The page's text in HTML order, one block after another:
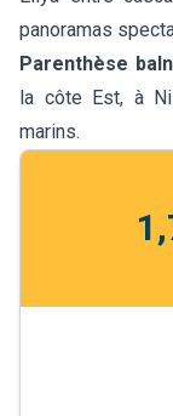
panoramas
Parenthèse
la côte Est, à
marins.